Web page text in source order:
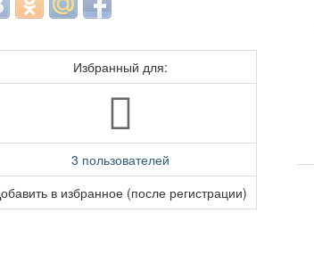
Избранный для:
3 пользователей
в избранное (после регистрации)